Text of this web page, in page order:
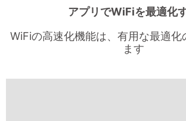
アプリでWiFiを最適化
WiFiの高速化機能は、有用な最適化
ます